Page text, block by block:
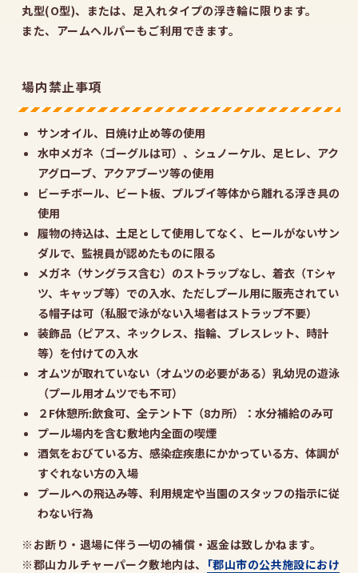
丸型(O型)、または、足入れタイプの浮き輪に限ります。
また、アームヘルパーもご利用できます。
場内禁止事項
サンオイル、日焼け止め等の使用
水中メガネ（ゴーグルは可）、シュノーケル、足ヒレ、アク
アグローブ、アクアブーツ等の使用
ビーチボール、ビート板、プルブイ等体から離れる浮き具の
使用
履物の持込は、土足として使用してなく、ヒールがないサン
ダルで、監視員が認めたものに限る
メガネ（サングラス含む）のストラップなし、着衣（Tシャ
ツ、キャップ等）での入水、ただしプール用に販売されてい
る帽子は可（私服で泳がない入場者はストラップ不要）
装飾品（ピアス、ネックレス、指輪、ブレスレット、時計
等）を付けての入水
オムツが取れていない（オムツの必要がある）乳幼児の遊泳
（プール用オムツでも不可）
２F休憩所:飲食可、全テント下（8カ所）：水分補給のみ可
プール場内を含む敷地内全面の喫煙
酒気をおびている方、感染症疾患にかかっている方、体調が
すぐれない方の入場
プールへの飛込み等、利用規定や当園のスタッフの指示に従
わない行為
※お断り・退場に伴う一切の補償・返金は致しかねます。
※郡山カルチャーパーク敷地内は、 ｢郡山市の公共施設におけ